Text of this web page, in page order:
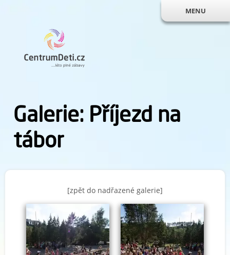
MENU
Galerie: Příjezd na
tábor
[zpět do nadřazené galerie]